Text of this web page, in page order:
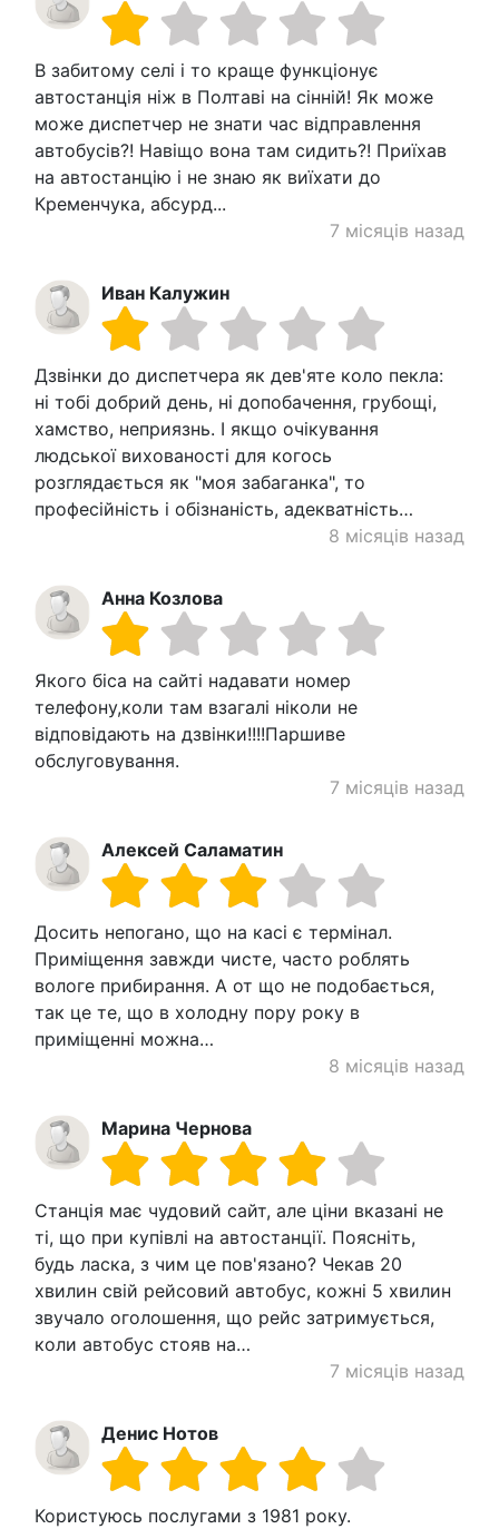
В забитому селі і то краще функціонує
автостанція ніж в Полтаві на сінній! Як може
може диспетчер не знати час відправлення
автобусів?! Навіщо вона там сидить?! Приїхав
на автостанцію і не знаю як виїхати до
Кременчука, абсурд...
7 місяців назад
Иван Калужин
Дзвінки до диспетчера як дев'яте коло пекла:
ні тобі добрий день, ні допобачення, грубощі,
хамство, неприязнь. І якщо очікування
людської вихованості для когось
розглядається як "моя забаганка", то
професійність і обізнаність, адекватність…
8 місяців назад
Анна Козлова
Якого біса на сайті надавати номер
телефону,коли там взагалі ніколи не
відповідають на дзвінки!!!!Паршиве
обслуговування.
7 місяців назад
Алексей Саламатин
Досить непогано, що на касі є термінал.
Приміщення завжди чисте, часто роблять
вологе прибирання. А от що не подобається,
так це те, що в холодну пору року в
приміщенні можна…
8 місяців назад
Марина Чернова
Станція має чудовий сайт, але ціни вказані не
ті, що при купівлі на автостанції. Поясніть,
будь ласка, з чим це пов'язано? Чекав 20
хвилин свій рейсовий автобус, кожні 5 хвилин
звучало оголошення, що рейс затримується,
коли автобус стояв на…
7 місяців назад
Денис Нотов
Користуюсь послугами з 1981 року.